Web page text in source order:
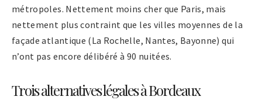
métropoles. Nettement moins cher que Paris, mais
nettement plus contraint que les villes moyennes de la
façade atlantique (La Rochelle, Nantes, Bayonne) qui
n’ont pas encore délibéré à 90 nuitées.
Trois alternatives légales à Bordeaux